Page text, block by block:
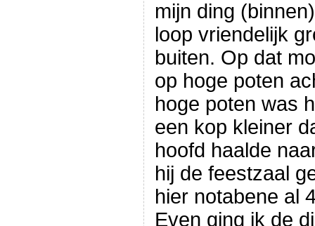
mijn ding
loop vriendelijk
buiten. Op dat
op hoge poten
hoge poten was
een kop kleiner
hoofd haalde
hij de feestzaal
hier notabene al
Even ging ik de